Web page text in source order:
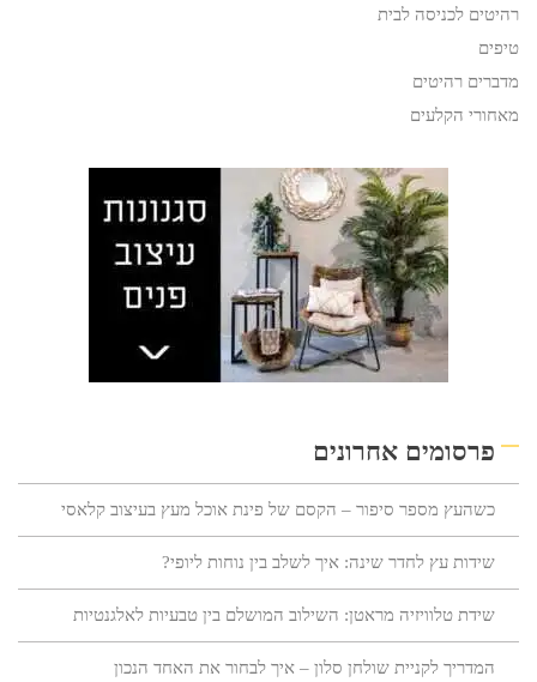
רהיטים לכניסה לבית
טיפים
מדברים רהיטים
מאחורי הקלעים
פרסומים אחרונים
כשהעץ מספר סיפור – הקסם של פינת אוכל מעץ בעיצוב קלאסי
שידות עץ לחדר שינה: איך לשלב בין נוחות ליופי?
שידת טלוויזיה מראטן: השילוב המושלם בין טבעיות לאלגנטיות
המדריך לקניית שולחן סלון – איך לבחור את האחד הנכון